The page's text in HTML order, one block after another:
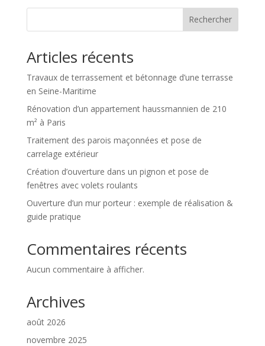
Rechercher
Articles récents
Travaux de terrassement et bétonnage d’une terrasse
en Seine-Maritime
Rénovation d’un appartement haussmannien de 210
m² à Paris
Traitement des parois maçonnées et pose de
carrelage extérieur
Création d’ouverture dans un pignon et pose de
fenêtres avec volets roulants
Ouverture d’un mur porteur : exemple de réalisation &
guide pratique
Commentaires récents
Aucun commentaire à afficher.
Archives
août 2026
novembre 2025